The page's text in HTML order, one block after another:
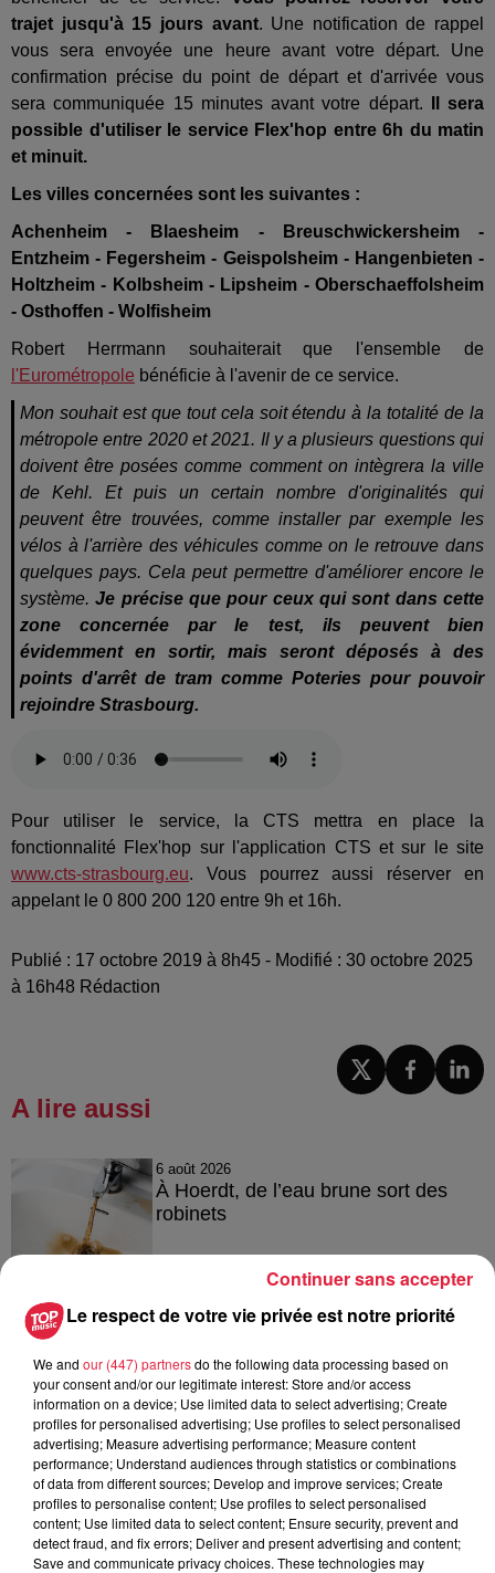
trajet jusqu'à 15 jours avant. Une notification de rappel
vous sera envoyée une heure avant votre départ. Une
confirmation précise du point de départ et d'arrivée vous
sera communiquée 15 minutes avant votre départ.
Il sera
possible d'utiliser le service Flex'hop entre 6h du matin
et minuit.
Les villes concernées sont les suivantes :
Achenheim - Blaesheim - Breuschwickersheim -
Entzheim - Fegersheim - Geispolsheim - Hangenbieten -
Holtzheim - Kolbsheim - Lipsheim - Oberschaeffolsheim
- Osthoffen - Wolfisheim
Robert Herrmann souhaiterait que l'ensemble de
l'Eurométropole bénéficie à l'avenir de ce service.
Mon souhait est que tout cela soit étendu à la totalité de la
métropole entre 2020 et 2021. Il y a plusieurs questions qui
doivent être posées comme comment on intègrera la ville
de Kehl. Et puis un certain nombre d'originalités qui
peuvent être trouvées, comme installer par exemple les
vélos à l'arrière des véhicules comme on le retrouve dans
quelques pays. Cela peut permettre d'améliorer encore le
système.Je précise que pour ceux qui sont dans cette
zone concernée par le test, ils peuvent bien
évidemment en sortir, mais seront déposés à des
points d'arrêt de tram comme Poteries pour pouvoir
rejoindre Strasbourg.
Pour utiliser le service, la CTS mettra en place la
fonctionnalité Flex'hop sur l'application CTS et sur le site
www.cts-strasbourg.eu. Vous pourrez aussi réserver en
appelant le 0 800 200 120 entre 9h et 16h.
Publié : 17 octobre 2019 à 8h45 - Modifié : 30 octobre 2025
à 16h48 Rédaction
A lire aussi
6 août 2026
À Hoerdt, de l’eau brune sort des
robinets
6 août 2026
Catherine Trautmann réagit
6 août 2026
Au zoo de Mulhouse : rencontre
avec les flamants rouges
Le respect de votre vie privée est notre priorité
We and our (447) partnersdo the following data processing based on
your consent and/or our legitimate interest: Store and/or access
information on a device; Use limited data to select advertising; Create
profiles for personalised advertising; Use profiles to select personalised
advertising; Measure advertising performance; Measure content
performance; Understand audiences through statistics or combinations
of data from different sources; Develop and improve services; Create
profiles to personalise content; Use profiles to select personalised
content; Use limited data to select content; Ensure security, prevent and
detect fraud, and fix errors; Deliver and present advertising and content;
Save and communicate privacy choices. These technologies may
Continuer sans accepter